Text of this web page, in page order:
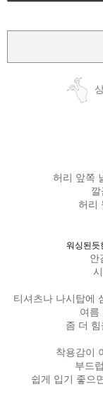
허리 앞쪽
깔
허리
워싱된듯
안
티셔츠나 나시탑에
여름
좀 더
착용감이
부드
쉽게 입기 좋으